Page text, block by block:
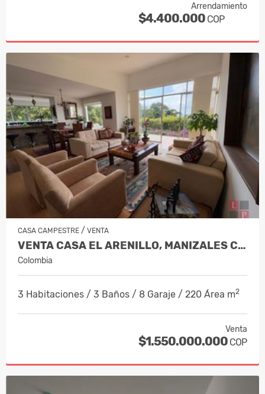
Arrendamiento
$4.400.000 COP
CASA CAMPESTRE / VENTA
VENTA CASA EL ARENILLO, MANIZALES CO…
Colombia
3 Habitaciones / 3 Baños / 8 Garaje / 220 Área m2
Venta
$1.550.000.000 COP